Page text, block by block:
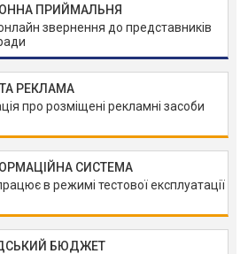
ПРИЙМАЛЬНЯ
звернення до представників
РЕКЛАМА
про розміщені рекламні засоби
СИСТЕМА
в режимі тестової експлуатації
БЮДЖЕТ